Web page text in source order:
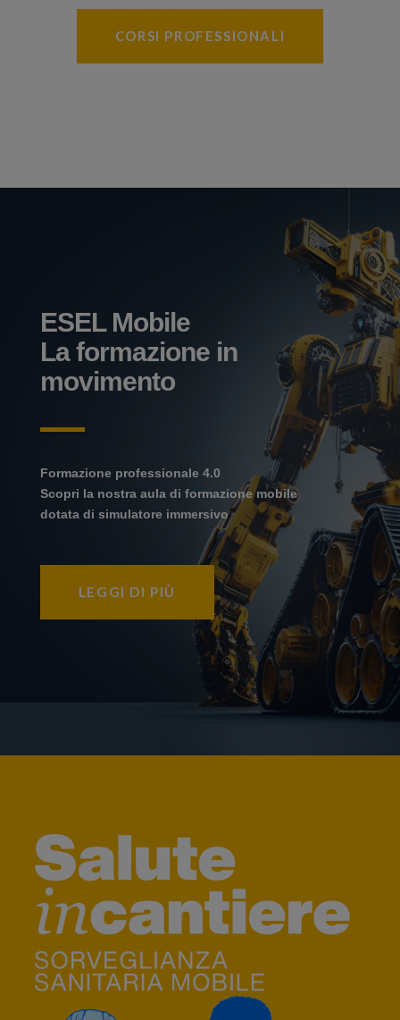
CORSI PROFESSIONALI
ESEL Mobile
La formazione in
movimento
Formazione professionale 4.0
Scopri la nostra aula di formazione mobile
dotata di simulatore immersivo
LEGGI DI PIÙ